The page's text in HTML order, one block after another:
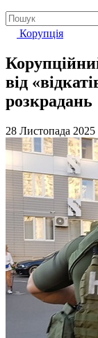
Корупція
від
розкрадань
28 Листопада 2025